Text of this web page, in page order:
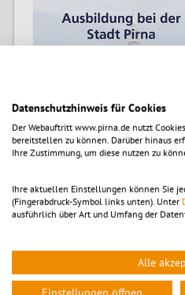
Alle Ausgaben
2026
Datenschutzhinweis für Cookies
Der Webauftritt www.pirna.de nutzt
bereitstellen zu können. Darüber hinaus
Ihre Zustimmung, um diese nutzen zu
Ihre aktuellen Einstellungen können Sie
(Fingerabdruck-Symbol links unten). Unter
ausführlich über Art und Umfang der
Alle
Einstellungen öffnen